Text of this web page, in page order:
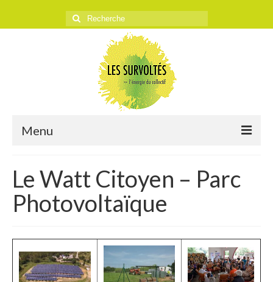
Rechercher
:
Menu
L’ASSOCIATION
Historique
Objectifs
Presse
Le Watt Citoyen – Parc
Photovoltaïque